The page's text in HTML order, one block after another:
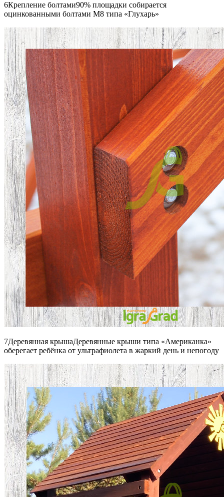
6Крепление болтами90% площадки собирается
оцинкованными болтами М8 типа «Глухарь»
7Деревянная крышаДеревянные крыши типа «Американка»
оберегает ребёнка от ультрафиолета в жаркий день и непогоду